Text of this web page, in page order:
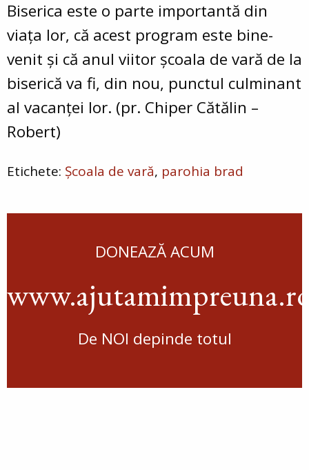
Biserica este o parte importantă din
viața lor, că acest program este bine-
venit și că anul viitor școala de vară de la
biserică va fi, din nou, punctul culminant
al vacanței lor. (pr. Chiper Cătălin –
Robert)
Școala de vară parohia brad
DONEAZĂ ACUM
De NOI depinde totul